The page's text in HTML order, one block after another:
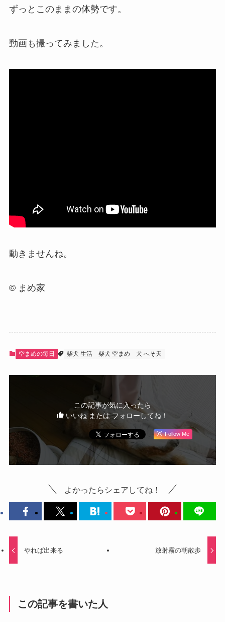
ずっとこのままの体勢です。
動画も撮ってみました。
動きませんね。
© まめ家
空まめの毎日 柴犬 生活 柴犬 空まめ 犬 へそ天
この記事が気に入ったら
いいね または フォローしてね！
Follow Me
よかったらシェアしてね！
やれば出来る 放射霧の朝散歩
この記事を書いた人